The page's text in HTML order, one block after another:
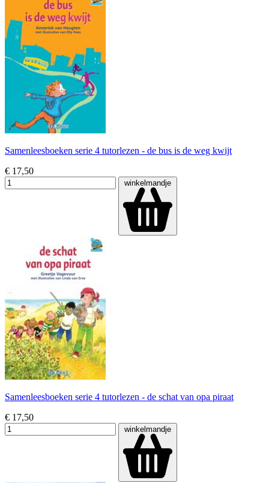
Samenleesboeken serie 4 tutorlezen - de bus is de weg kwijt
€ 17,50
winkelmandje
Samenleesboeken serie 4 tutorlezen - de schat van opa piraat
€ 17,50
winkelmandje